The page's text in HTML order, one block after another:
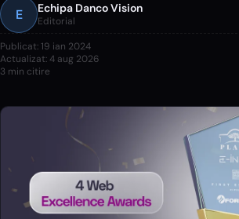
E Echipa Danco Vision
Editorial
Publicat:19 ian 2024
Actualizat:4 aug 2026
3 min citire